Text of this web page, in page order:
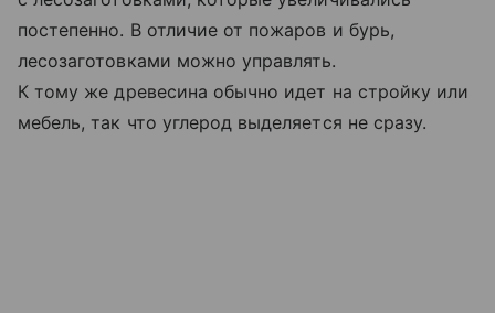
постепенно. В отличие от пожаров и бурь,
лесозаготовками можно управлять.
К тому же древесина обычно идет на стройку или
мебель, так что углерод выделяется не сразу.